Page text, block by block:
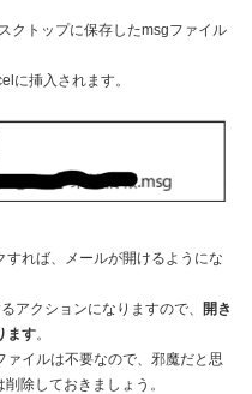
クトップに保存したmsgファイル
に挿入されます。
れば、メールが開けるようにな
アクションになりますので、
開き
ます。
イルは不要なので、邪魔だと思
除しておきましょう。